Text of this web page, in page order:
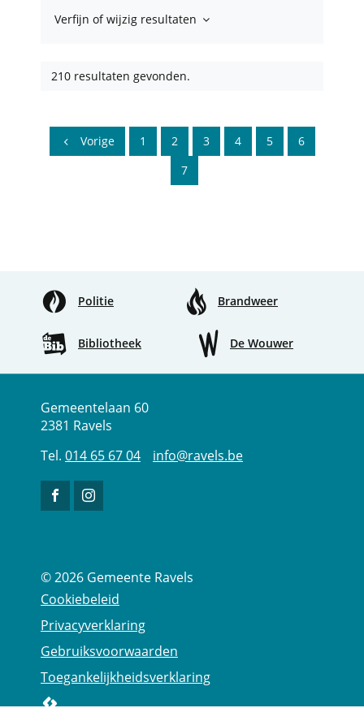
210 resultaten gevonden.
Vorige 1 2 3 4 5
6
7
Verfijn of wijzig resultaten
Politie Brandweer
Bibliotheek De Wouwer
Gemeentehuis
Adres
Gemeentelaan 60
2381 Ravels
Tel.
014 65 67 04
E-
mail
info@ravels.be
Volg Volg
© 2026 Gemeente Ravels
Cookiebeleid
Privacyverklaring
Gebruiksvoorwaarden
Toegankelijkheidsverklaring